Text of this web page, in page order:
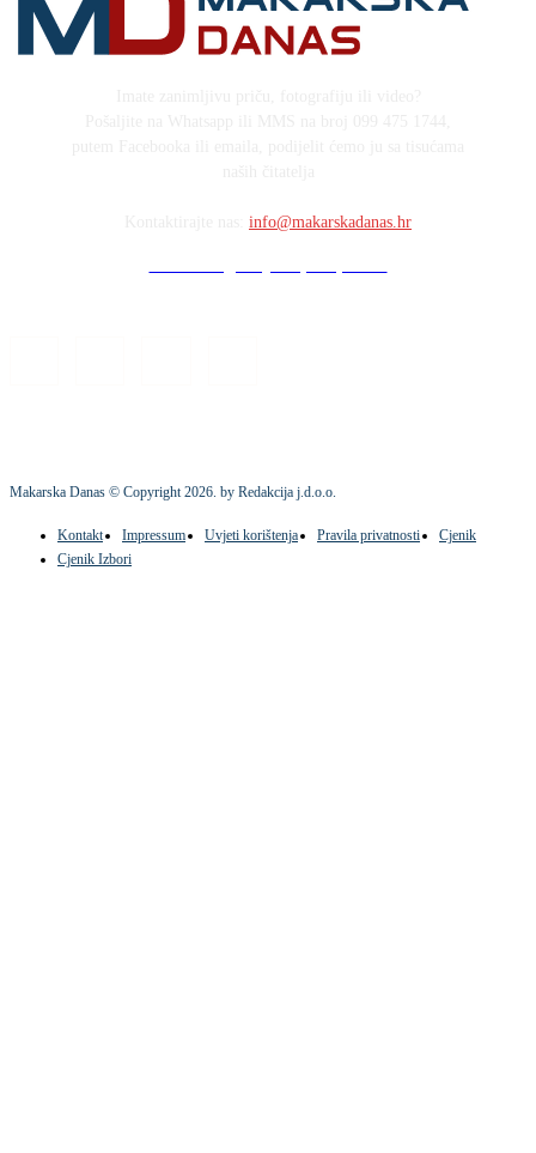
info@makarskadanas.hr
Makarska Danas © Copyright2026. by Redakcija j.d.o.o.
Kontakt Impressum Uvjeti korištenja Pravila privatnosti
Cjenik
Cjenik Izbori